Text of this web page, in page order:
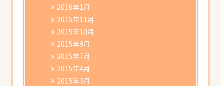
2016年1月
2015年11月
2015年10月
2015年9月
2015年7月
2015年4月
2015年3月